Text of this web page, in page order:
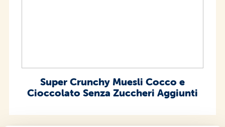
Super Crunchy Muesli Cocco e
Cioccolato Senza Zuccheri Aggiunti